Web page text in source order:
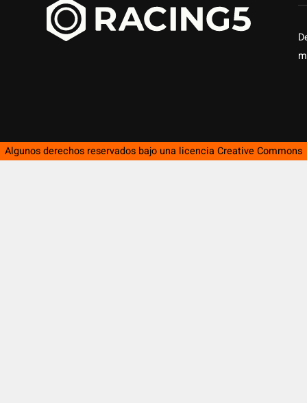
Algunos derechos reservados bajo una licencia Creative Commons